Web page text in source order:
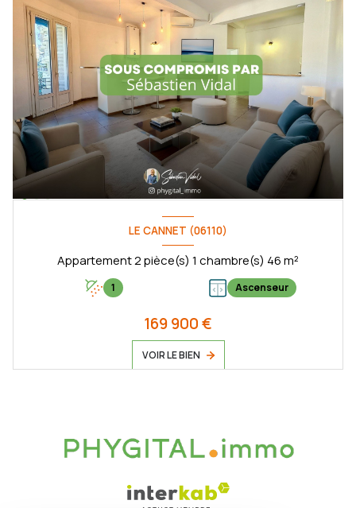
LE CANNET (06110)
Appartement 2 pièce(s) 1 chambre(s) 46 m²
1 Ascenseur
169 900 €
VOIR LE BIEN